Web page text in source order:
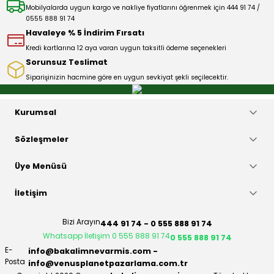
Ürün fiyatı diğer sitelerden daha pahalı.
Bu ürüne benzer farklı alternatifler olmalı.
Mobilyalarda uygun kargo ve nakliye fiyatlarını öğrenmek için 444 91 74 /
0555 888 91 74
Havaleye % 5 İndirim Fırsatı
Kredi kartlarına 12 aya varan uygun taksitli ödeme seçenekleri
Sorunsuz Teslimat
Siparişinizin hacmine göre en uygun sevkiyat şekli seçilecektir.
Kurumsal
Sözleşmeler
Üye Menüsü
İletişim
Bizi Arayın444 91 74 - 0 555 888 91 74
Whatsapp İletişim 0 555 888 91 740 555 888 91 74
E-
Posta
info@bakalimnevarmis.com -
info@venusplanetpazarlama.com.tr